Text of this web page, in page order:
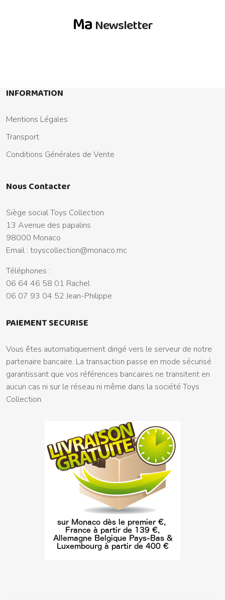
Ma Newsletter
INFORMATION
Mentions Légales
Transport
Conditions Générales de Vente
Nous Contacter
Siège social Toys Collection
13 Avenue des papalins
98000 Monaco
Email : toyscollection@monaco.mc
Téléphones :
06 64 46 58 01 Rachel
06 07 93 04 52 Jean-Philippe
PAIEMENT SECURISE
Vous êtes automatiquement dirigé vers le serveur de notre
partenaire bancaire. La transaction passe en mode sécurisé
garantissant que vos références bancaires ne transitent en
aucun cas ni sur le réseau ni même dans la société Toys
Collection.